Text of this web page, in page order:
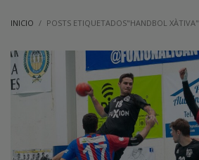
INICIO POSTS ETIQUETADOS"HANDBOL XÀTIVA"